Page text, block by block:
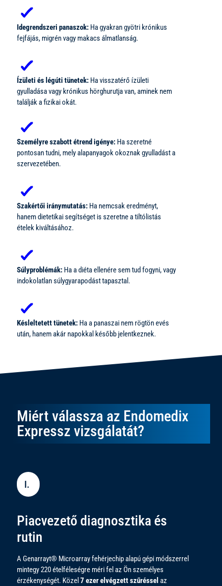
Idegrendszeri panaszok: Ha gyakran gyötri krónikus
fejfájás, migrén vagy makacs álmatlanság.
Ízületi és légúti tünetek: Ha visszatérő ízületi
gyulladása vagy krónikus hörghurutja van, aminek nem
találják a fizikai okát.
Személyre szabott étrend igénye: Ha szeretné
pontosan tudni, mely alapanyagok okoznak gyulladást a
szervezetében.
Szakértői iránymutatás: Ha nemcsak eredményt,
hanem dietetikai segítséget is szeretne a tiltólistás
ételek kiváltásához.
Súlyproblémák: Ha a diéta ellenére sem tud fogyni, vagy
indokolatlan súlygyarapodást tapasztal.
Késleltetett tünetek: Ha a panaszai nem rögtön evés
után, hanem akár napokkal később jelentkeznek.
Miért válassza az Endomedix
Expressz vizsgálatát?
I.
Piacvezető diagnosztika és
rutin
A Genarrayt® Microarray fehérjechip alapú gépi módszerrel
mintegy 220 ételféleségre méri fel az Ön személyes
érzékenységét. Közel 7 ezer elvégzett szűréssel az